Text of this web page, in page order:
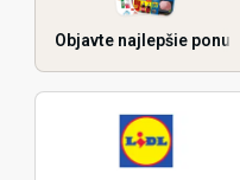
Objavte najlepšie ponuky